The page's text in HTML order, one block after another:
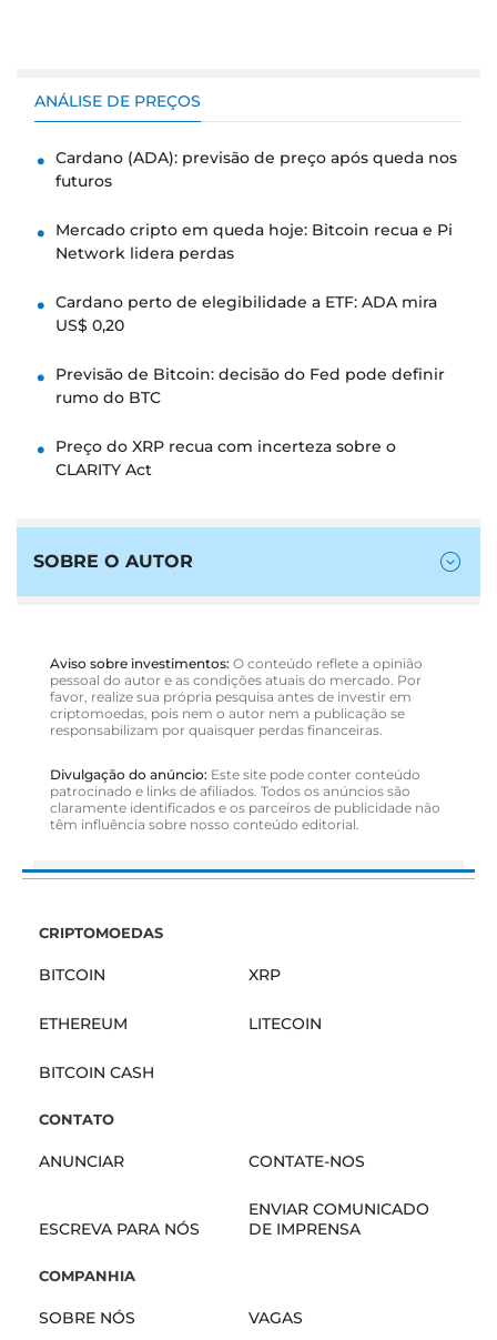
ANÁLISE DE PREÇOS
Cardano (ADA): previsão de preço após queda nos
futuros
Mercado cripto em queda hoje: Bitcoin recua e Pi
Network lidera perdas
Cardano perto de elegibilidade a ETF: ADA mira
US$ 0,20
Previsão de Bitcoin: decisão do Fed pode definir
rumo do BTC
Preço do XRP recua com incerteza sobre o
CLARITY Act
SOBRE O AUTOR
Aviso sobre investimentos: O conteúdo reflete a opinião
pessoal do autor e as condições atuais do mercado. Por
favor, realize sua própria pesquisa antes de investir em
criptomoedas, pois nem o autor nem a publicação se
responsabilizam por quaisquer perdas financeiras.
Divulgação do anúncio: Este site pode conter conteúdo
patrocinado e links de afiliados. Todos os anúncios são
claramente identificados e os parceiros de publicidade não
têm influência sobre nosso conteúdo editorial.
CRIPTOMOEDAS
BITCOIN XRP
ETHEREUM LITECOIN
BITCOIN CASH
CONTATO
ANUNCIAR CONTATE-NOS
ESCREVA PARA NÓS
ENVIAR COMUNICADO
DE IMPRENSA
COMPANHIA
SOBRE NÓS VAGAS